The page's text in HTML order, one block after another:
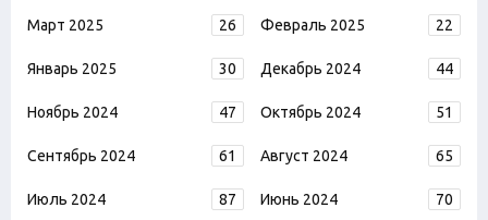
Март 2025 26 Февраль 2025 22
Январь 2025 30 Декабрь 2024 44
Ноябрь 2024 47 Октябрь 2024 51
Сентябрь 2024 61 Август 2024 65
Июль 2024 87 Июнь 2024 70